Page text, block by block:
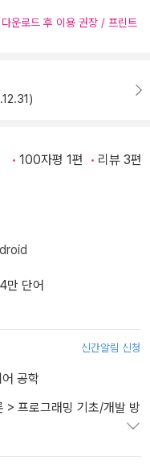
운로드 후 이용 권장 / 프린트
100자평 1편 리뷰 3편
단어
신간알림 신청
공학
> 프로그래밍 기초/개발 방